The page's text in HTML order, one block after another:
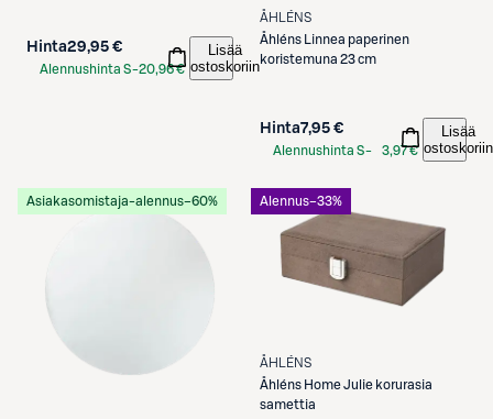
Hinta29,95 €
Alennushinta S-20,96 €
Lisää
ostoskoriin
ÅHLÉNS
Åhléns
Linnea paperinen
koristemuna 23 cm
Hinta7,95 €
Alennushinta S-
3,97 €
Lisää
ostoskoriin
Asiakasomistaja-alennus−60% Alennus−33%
ÅHLÉNS
Åhléns Home Julie korurasia
samettia